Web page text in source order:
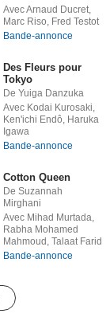
Avec Arnaud Ducret,
Marc Riso, Fred Testot
Bande-annonce
Des Fleurs pour
Tokyo
De Yuiga Danzuka
Avec Kodai Kurosaki,
Ken'ichi Endô, Haruka
Igawa
Bande-annonce
Cotton Queen
De Suzannah
Mirghani
Avec Mihad Murtada,
Rabha Mohamed
Mahmoud, Talaat Farid
Bande-annonce